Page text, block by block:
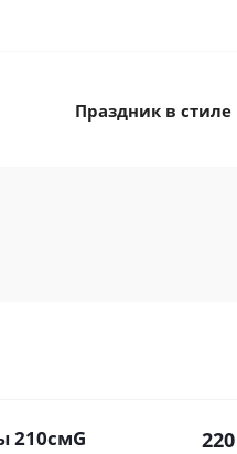
Праздник в стиле
210смG 220